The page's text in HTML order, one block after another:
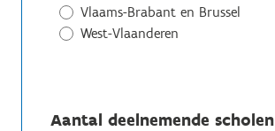
Vlaams-Brabant en Brussel
West-Vlaanderen
Aantal deelnemende scholen